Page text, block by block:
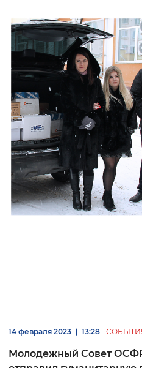
14 февраля 2023 13:28
Молодежный Совет